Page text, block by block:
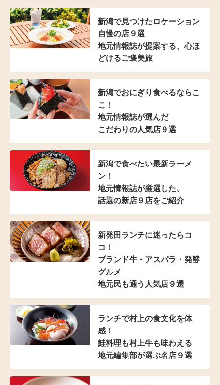
新潟で見つけた ロケーション
自慢の店９選
地元情報誌が提案する、心ほ
どけるご褒美旅
新潟でおにぎり食べるならこ
こ！
地元情報誌が選んだ
こだわりの人気店９選
新潟で食べたい最新ラーメ
ン！
地元情報誌が厳選した、
話題の新店９店をご紹介
新発田ランチに迷ったらコ
コ！
ブランド牛・アスパラ ・発酵
グルメ
地元民も通う人気店９選
ランチで村上の食文化を体
感！
鮭料理も村上牛も味わえる
地元編集部が選ぶ名店９選